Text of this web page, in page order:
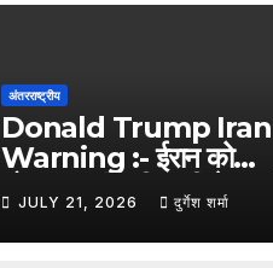
अंतरराष्ट्रीय
Donald Trump Iran
Warning :- ईरान को
डोनाल्ड ट्रंप की कड़ी चेतावनी,
कहा- किसी भी हमले का मिलेगा
करारा जवाब
JULY 21, 2026 दुर्गेश शर्मा